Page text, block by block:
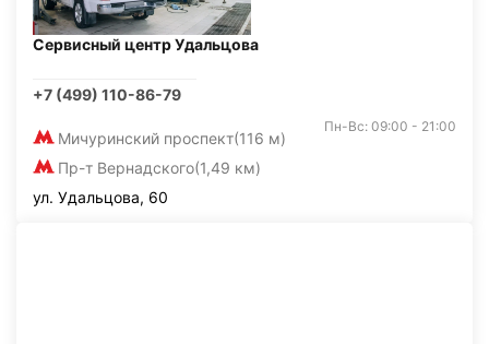
Сервисный центр Удальцова
+7 (499) 110-86-79
Мичуринский проспект(116 м)
Пр-т Вернадского(1,49 км)
Пн-Вс: 09:00 - 21:00
ул. Удальцова, 60